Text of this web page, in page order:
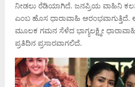
ನೀಡಲು ರೆಡಿಯಾಗಿದೆ. ಜನಪ್ರಿಯ ವಾಹಿನಿ ಕಲರ್ಸ್
ಎಂಬ ಹೊಸ ಧಾರಾವಾಹಿ
ಮೂಲಕ ಗಮನ ಸೆಳೆದ ಭಾಗ್ಯಲಕ್ಷ್ಮೀ
ಪ್ರತಿದಿನ ಪ್ರಸಾರವಾಗಲಿದೆ.